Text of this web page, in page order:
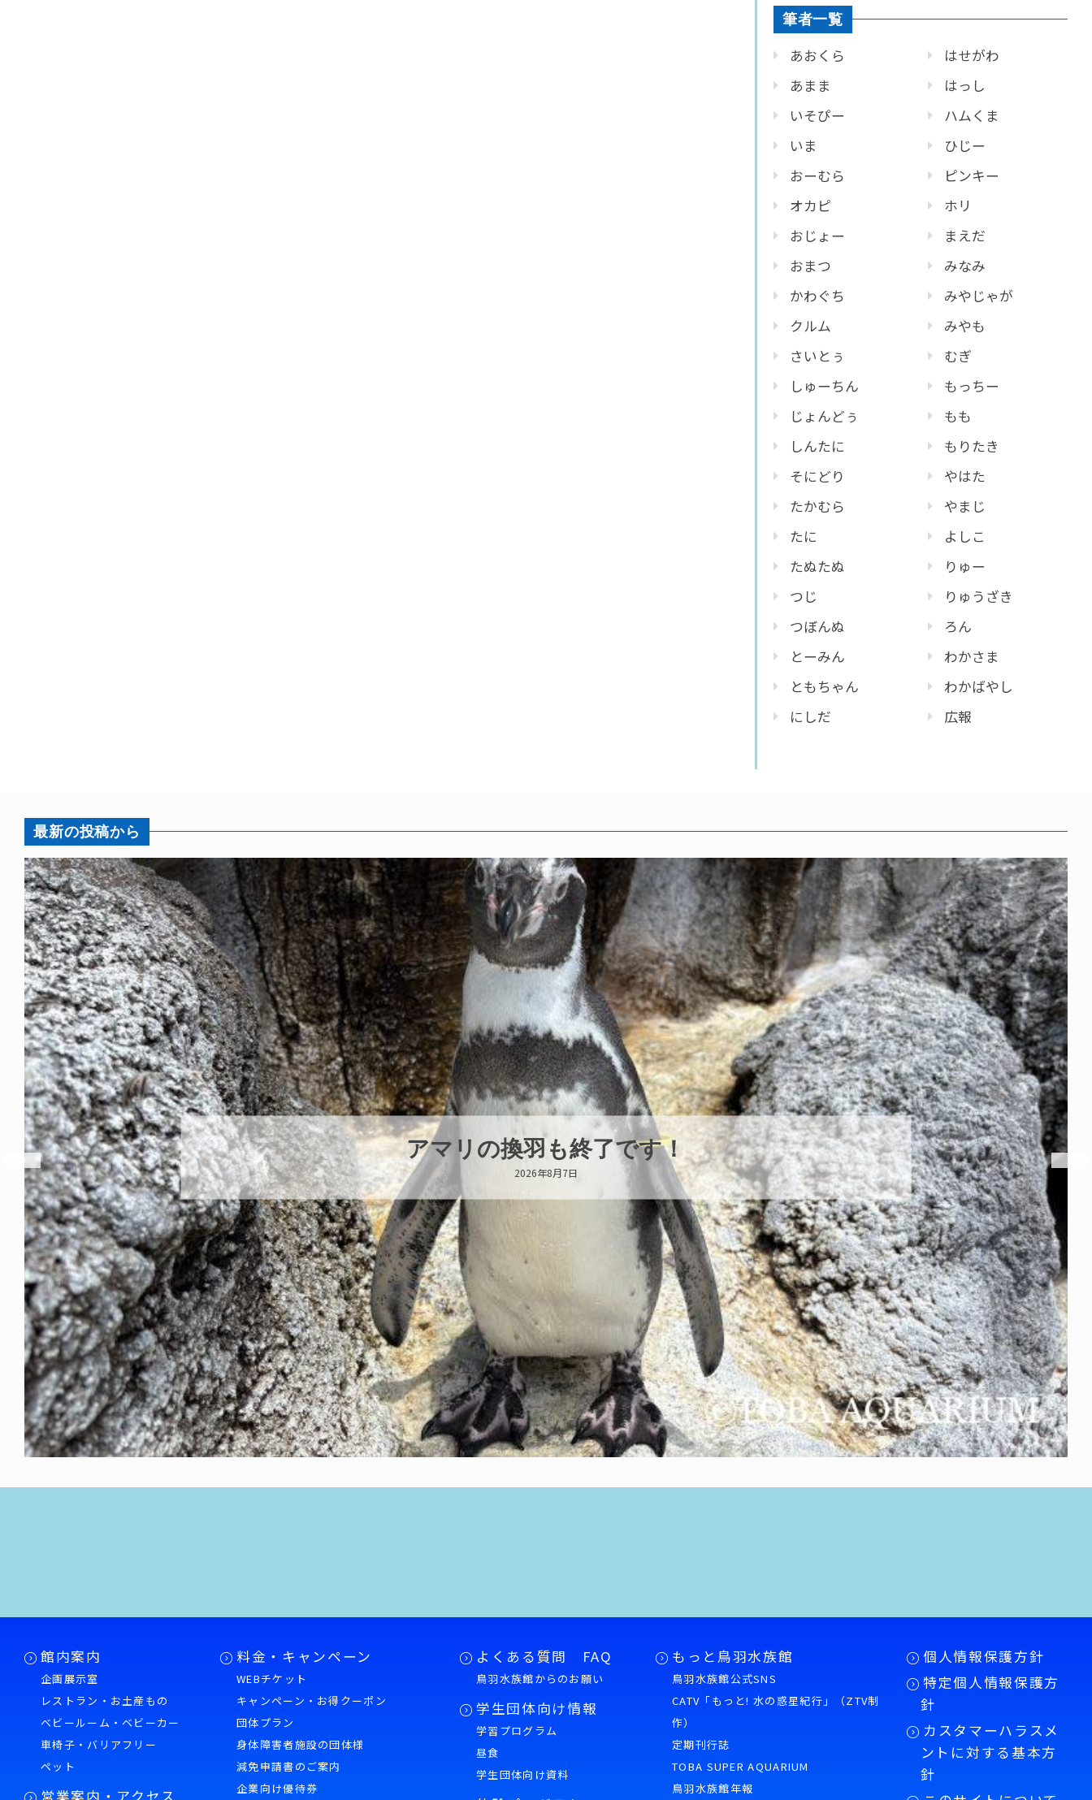
筆者一覧
あおくら
あまま
いそぴー
いま
おーむら
オカピ
おじょー
おまつ
かわぐち
クルム
さいとぅ
しゅーちん
じょんどぅ
しんたに
そにどり
たかむら
たに
たぬたぬ
つじ
つぼんぬ
とーみん
ともちゃん
にしだ
はせがわ
はっし
ハムくま
ひじー
ピンキー
ホリ
まえだ
みなみ
みやじゃが
みやも
むぎ
もっちー
もも
もりたき
やはた
やまじ
よしこ
りゅー
りゅうざき
ろん
わかさま
わかばやし
広報
最新の投稿から
トビウオ幼魚展示中！
2026年8月6日
館内案内
企画展示室
レストラン・お土産もの
ベビールーム・ベビーカー
車椅子・バリアフリー
ペット
営業案内・アクセス
料金・キャンペーン
WEBチケット
キャンペーン・お得クーポン
団体プラン
身体障害者施設の団体様
減免申請書のご案内
企業向け優待券
よくある質問 FAQ
鳥羽水族館からのお願い
学生団体向け情報
学習プログラム
昼食
学生団体向け資料
もっと鳥羽水族館
鳥羽水族館公式SNS
CATV「もっと! 水の惑星紀行」（ZTV制
作）
定期刊行誌
TOBA SUPER AQUARIUM
鳥羽水族館年報
個人情報保護方針
特定個人情報保護方
針
カスタマーハラスメ
ントに対する基本方
針